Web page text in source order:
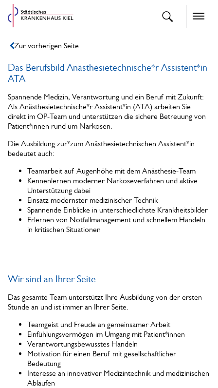
openText
Zur vorherigen Seite
Das Berufsbild Anästhesietechnische*r Assistent*in
ATA
Spannende Medizin, Verantwortung und ein Beruf mit Zukunft:
Als Anästhesietechnische*r Assistent*in (ATA) arbeiten Sie
direkt im OP-Team und unterstützen die sichere Betreuung von
Patient*innen rund um Narkosen.
Die Ausbildung zur*zum Anästhesietechnischen Assistent*in
bedeutet auch:
Teamarbeit auf Augenhöhe mit dem Anästhesie-Team
Kennenlernen moderner Narkoseverfahren und aktive
Unterstützung dabei
Einsatz modernster medizinischer Technik
Spannende Einblicke in unterschiedlichste Krankheitsbilder
Erlernen von Notfallmanagement und schnellem Handeln
in kritischen Situationen
Wir sind an Ihrer Seite
Das gesamte Team unterstützt Ihre Ausbildung von der ersten
Stunde an und ist immer an Ihrer Seite.
Teamgeist und Freude an gemeinsamer Arbeit
Einfühlungsvermögen im Umgang mit Patient*innen
Verantwortungsbewusstes Handeln
Motivation für einen Beruf mit gesellschaftlicher
Bedeutung
Interesse an innovativer Medizintechnik und medizinischen
Abläufen